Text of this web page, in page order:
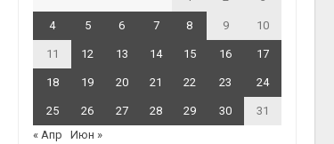
4 5 6 7 8 9 10
11 12 13 14 15 16 17
18 19 20 21 22 23 24
25 26 27 28 29 30
31
« Апр
Июн »